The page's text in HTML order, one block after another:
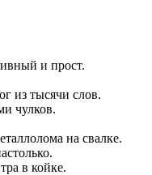
и прост.
из тысячи слов.
чулков.
на свалке.
в койке.